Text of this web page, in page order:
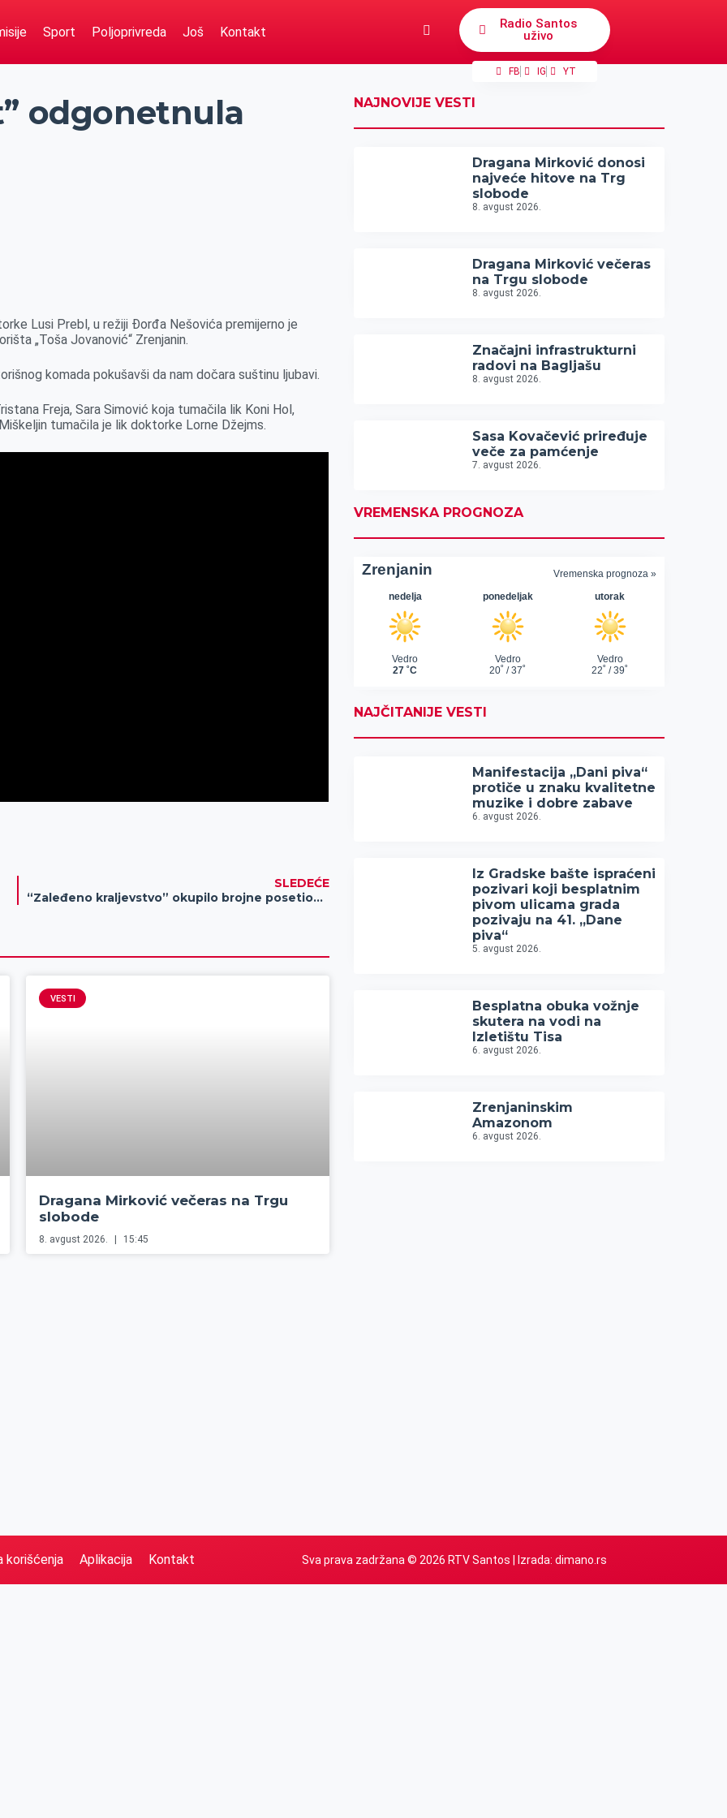
Sport Poljoprivreda Još Kontakt
Radio Santos
uživo
FB IG YT
odgonetnula
Lusi Prebl, u režiji Đorđa Nešovića premijerno je
„Toša Jovanović“ Zrenjanin.
komada pokušavši da nam dočara suštinu ljubavi.
Freja, Sara Simović koja tumačila lik Koni Hol,
tumačila je lik doktorke Lorne Džejms.
SLEDEĆE
“Zaleđeno kraljevstvo” okupilo brojne posetioce
VESTI
Dragana Mirković večeras na Trgu
slobode
8. avgust 2026. 15:45
NAJNOVIJE VESTI
Dragana Mirković donosi
najveće hitove na Trg
slobode
8. avgust 2026.
Dragana Mirković večeras
na Trgu slobode
8. avgust 2026.
Značajni infrastrukturni
radovi na Bagljašu
8. avgust 2026.
Sasa Kovačević priređuje
veče za pamćenje
7. avgust 2026.
VREMENSKA PROGNOZA
NAJČITANIJE VESTI
Manifestacija „Dani piva“
protiče u znaku kvalitetne
muzike i dobre zabave
6. avgust 2026.
Iz Gradske bašte ispraćeni
pozivari koji besplatnim
pivom ulicama grada
pozivaju na 41. „Dane
piva“
5. avgust 2026.
Besplatna obuka vožnje
skutera na vodi na
Izletištu Tisa
6. avgust 2026.
Zrenjaninskim
Amazonom
6. avgust 2026.
korišćenja Aplikacija Kontakt Sva prava zadržana © 2026 RTV Santos | Izrada: dimano.rs